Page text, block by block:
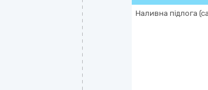
Наливна підлога